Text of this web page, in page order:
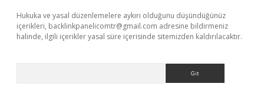
Hukuka ve yasal düzenlemelere aykırı olduğunu düşündüğünüz
içerikleri, backlinkpanelicomtr@gmail.com adresine bildirmeniz
halinde, ilgili içerikler yasal süre içerisinde sitemizden kaldırılacaktır.